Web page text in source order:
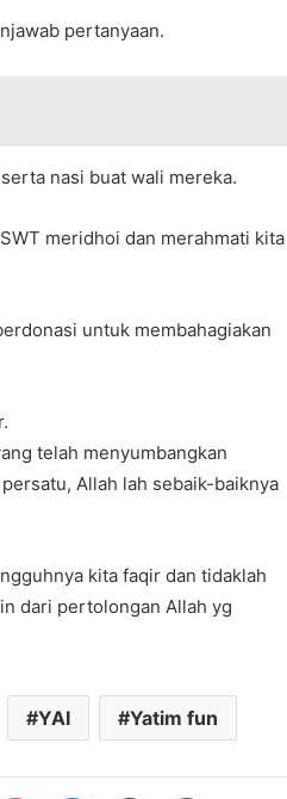
pertanyaan.
nasi buat wali mereka.
meridhoi dan merahmati kita
untuk membahagiakan
telah menyumbangkan
Allah lah sebaik-baiknya
kita faqir dan tidaklah
dari pertolongan Allah yg
YAI Yatim fun